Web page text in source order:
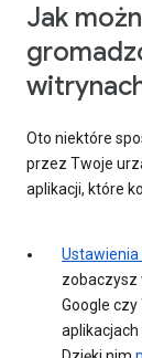
Jak
Oto niektóre
przez Twoje
aplikacji, które
Ustawienia
zobaczysz
Google
aplikacjach